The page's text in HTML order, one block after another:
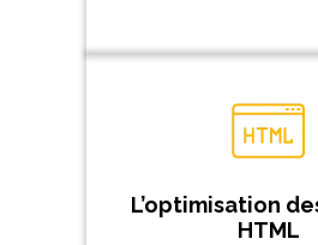
L’optimisation
HTML